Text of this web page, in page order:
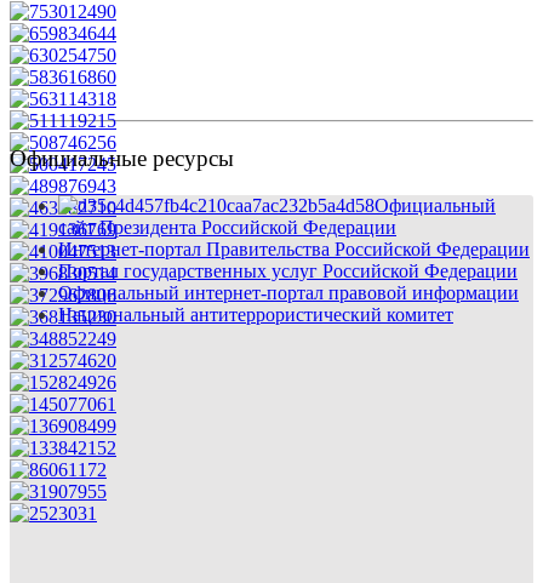
Официальные ресурсы
Официальный
сайт Президента Российской Федерации
Интернет-портал Правительства Российской Федерации
Портал государственных услуг Российской Федерации
Официальный интернет-портал правовой информации
Национальный антитеррористический комитет